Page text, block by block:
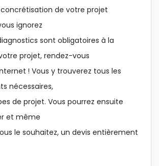
de votre projet
ignorez
sont obligatoires à la
projet, rendez-vous
! Vous y trouverez tous les
nécessaires,
de projet. Vous pourrez ensuite
et même
le souhaitez, un devis entièrement